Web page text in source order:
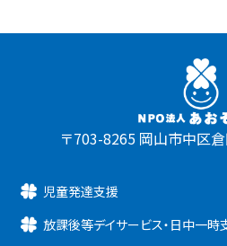
〒703-8265 岡山市中区
児童発達支援
放課後等デイサービス・日中一時